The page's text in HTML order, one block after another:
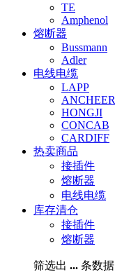
TE
Amphenol
熔断器
Bussmann
Adler
电线电缆
LAPP
ANCHEER
HONGJI
CONCAB
CARDIFF
热卖商品
接插件
熔断器
电线电缆
库存清仓
接插件
熔断器
筛选出 ... 条数据